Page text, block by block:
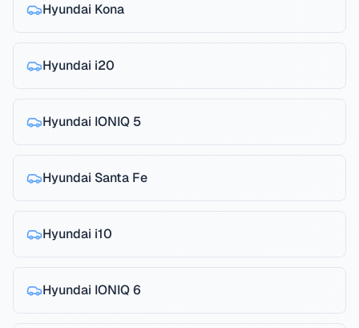
Hyundai Kona
Hyundai i20
Hyundai IONIQ 5
Hyundai Santa Fe
Hyundai i10
Hyundai IONIQ 6